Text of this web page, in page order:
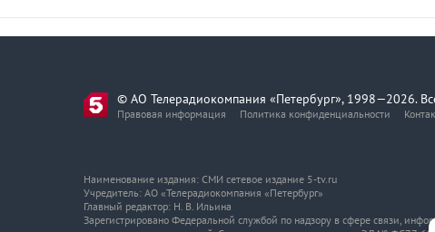
© АО Телерадиокомпания «Петербург», 1998—2026.
Правовая информация Политика конфиденциальности
Наименование издания: СМИ сетевое издание 5-tv.ru
Учредитель: АО «Телерадиокомпания «Петербург»
Главный редактор: Н. В. Ильина
Зарегистрировано Федеральной службой по надзору в сфере связи,